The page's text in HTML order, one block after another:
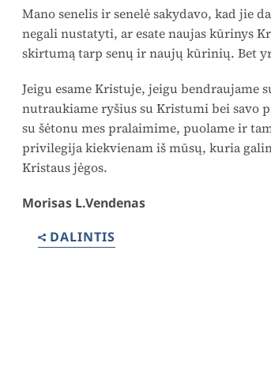
Mano senelis ir senelė sakydavo, kad jie
negali nustatyti, ar esate naujas kūri­nys
skirtumą tarp senų ir naujų kūrinių. Bet
Jeigu esame Kristuje, jeigu bendraujame
nutraukiame ryšius su Kristumi bei savo
su šėtonu mes pralaimime, puolame ir
privilegija kiekvienam iš mūsų, kuria
Kristaus jėgos.
Morisas L.Vendenas
DALINTIS